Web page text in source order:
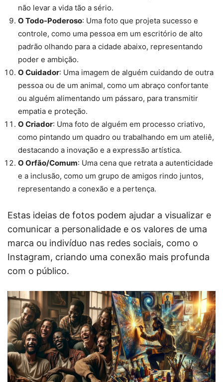
não levar a vida tão a sério.
O Todo-Poderoso: Uma foto que projeta sucesso e
controle, como uma pessoa em um escritório de alto
padrão olhando para a cidade abaixo, representando
poder e ambição.
O Cuidador: Uma imagem de alguém cuidando de outra
pessoa ou de um animal, como um abraço confortante
ou alguém alimentando um pássaro, para transmitir
empatia e proteção.
O Criador: Uma foto de alguém em processo criativo,
como pintando um quadro ou trabalhando em um ateliê,
destacando a inovação e a expressão artística.
O Orfão/Comum: Uma cena que retrata a autenticidade
e a inclusão, como um grupo de amigos rindo juntos,
representando a conexão e a pertença.
Estas ideias de fotos podem ajudar a visualizar e
comunicar a personalidade e os valores de uma
marca ou indivíduo nas redes sociais, como o
Instagram, criando uma conexão mais profunda
com o público.